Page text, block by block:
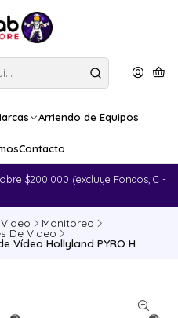
Arriendo de Equipos
Contacto
$200.000 (excluye Fondos, C -
Video Monitoreo
De Video
Vídeo Hollyland PYRO H